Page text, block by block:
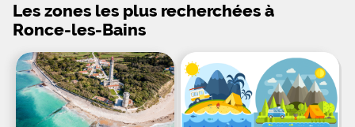
Les zones les plus recherchées à
Ronce-les-Bains